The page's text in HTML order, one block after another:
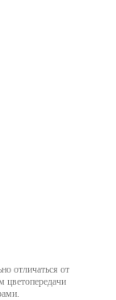
отличаться от
цветопередачи